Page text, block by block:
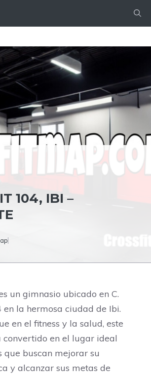
104, IBI –
un gimnasio ubicado en C.
en la hermosa ciudad de Ibi.
en el fitness y la salud, este
convertido en el lugar ideal
que buscan mejorar su
y alcanzar sus metas de